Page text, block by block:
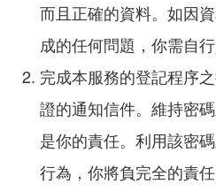
而且正確的資料。如因
成的任何問題，你需自行
完成本服務的登記程序
證的通知信件。維持密
是你的責任。利用該密
行為，你將負完全的責